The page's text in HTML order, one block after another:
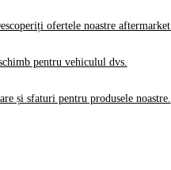
ofertele noastre aftermarket.
pentru vehiculul dvs.
și sfaturi pentru produsele noastre.